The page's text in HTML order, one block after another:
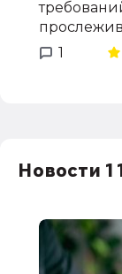
1
Новости